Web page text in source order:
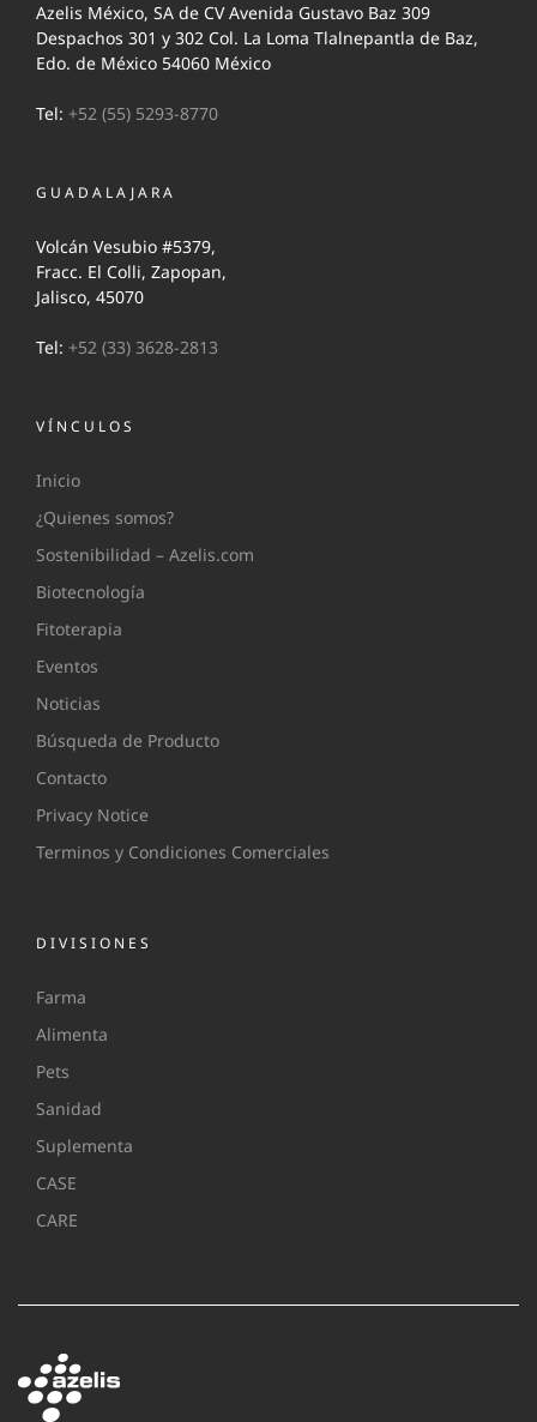
Azelis México, SA de CV Avenida Gustavo Baz 309
Despachos 301 y 302 Col. La Loma Tlalnepantla de Baz,
Edo. de México 54060 México
Tel: +52 (55) 5293-8770
GUADALAJARA
Volcán Vesubio #5379,
Fracc. El Colli, Zapopan,
Jalisco, 45070
Tel: +52 (33) 3628-2813
VÍNCULOS
Inicio
¿Quienes somos?
Sostenibilidad – Azelis.com
Biotecnología
Fitoterapia
Eventos
Noticias
Búsqueda de Producto
Contacto
Privacy Notice
Terminos y Condiciones Comerciales
DIVISIONES
Farma
Alimenta
Pets
Sanidad
Suplementa
CASE
CARE